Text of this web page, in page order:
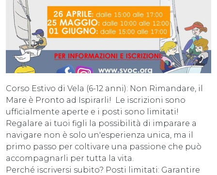
Corso Estivo di Vela (6-12 anni): Non Rimandare, il
Mare è Pronto ad Ispirarli! Le iscrizioni sono
ufficialmente aperte e i posti sono limitati!
Regalare ai tuoi figli la possibilità di imparare a
navigare non è solo un'esperienza unica, ma il
primo passo per coltivare una passione che può
accompagnarli per tutta la vita.
Perché iscriversi subito? Posti limitati: Garantire